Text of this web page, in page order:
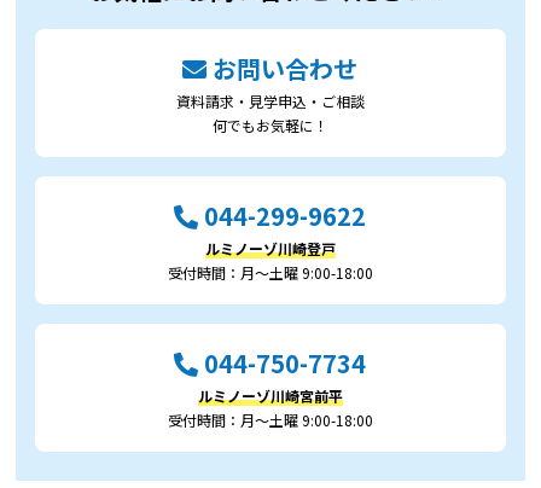
お問い合わせ
資料請求・見学申込・ご相談
何でもお気軽に！
044-299-9622
ルミノーゾ川崎登戸
受付時間：月～土曜 9:00-18:00
044-750-7734
ルミノーゾ川崎宮前平
受付時間：月～土曜 9:00-18:00